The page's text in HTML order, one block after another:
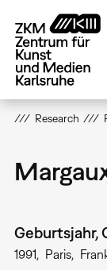
zum
Inhalt
Research
Geburtsjahr,
1991 Paris